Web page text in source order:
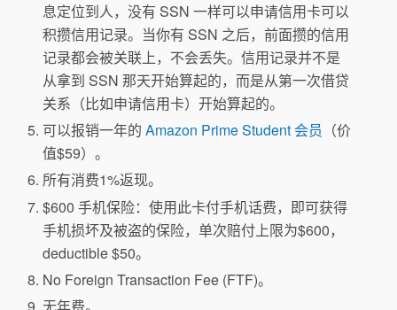
息定位到人，没有 SSN 一样可以申请信用卡可以
积攒信用记录。当你有 SSN 之后，前面攒的信用
记录都会被关联上，不会丢失。信用记录并不是
从拿到 SSN 那天开始算起的，而是从第一次借贷
关系（比如申请信用卡）开始算起的。
可以报销一年的Amazon Prime Student 会员 （价
值$59）。
所有消费1%返现。
$600 手机保险：使用此卡付手机话费，即可获得
手机损坏及被盗的保险，单次赔付上限为$600，
deductible $50。
No Foreign Transaction Fee (FTF)。